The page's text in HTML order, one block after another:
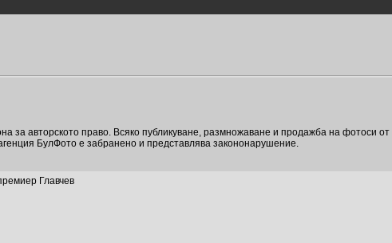
за авторското право. Всяко публикуване, размножаване и продажба на фотоси от
БулФото е забранено и представлява закононарушение.
Главчев